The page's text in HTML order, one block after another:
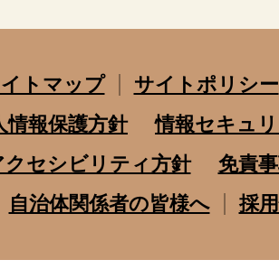
トマップ
サイトポリシー
情報保護方針
情報セキュ
クセシビリティ方針
免責
自治体関係者の皆様へ
採